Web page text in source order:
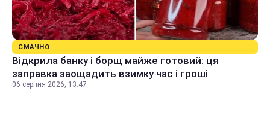
СМАЧНО
Відкрила банку і борщ майже готовий: ця
заправка заощадить взимку час і гроші
06 серпня 2026, 13:47